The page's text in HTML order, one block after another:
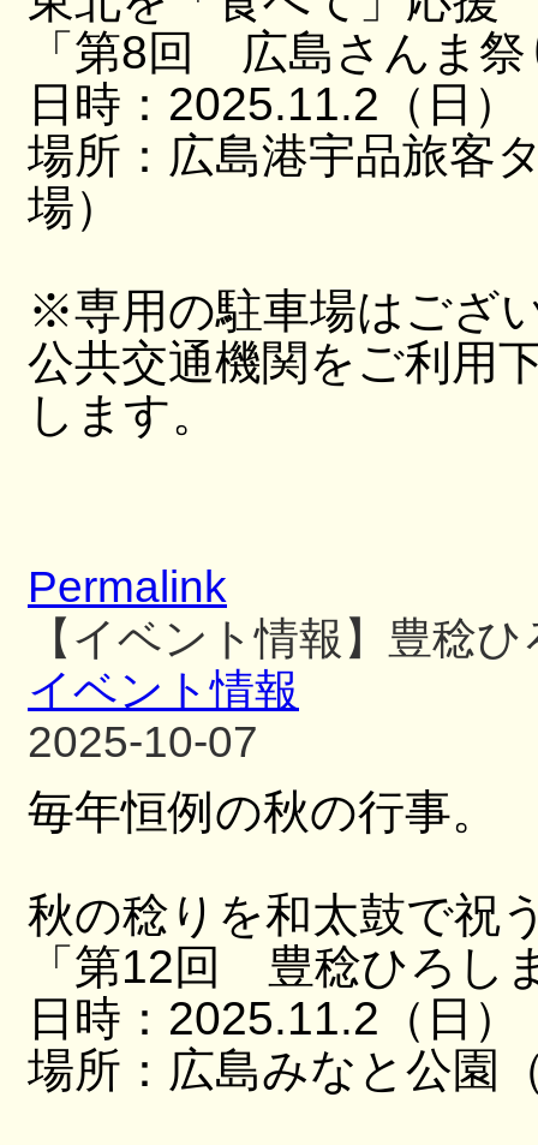
「第8回 広島さんま祭
日時：2025.11.2（日
場所：広島港宇品旅客
場）
※専用の駐車場はござ
公共交通機関をご利用
します。
Permalink
【イベント情報】豊稔
イベント情報
2025-10-07
毎年恒例の秋の行事。
秋の稔りを和太鼓で祝
「第12回 豊稔ひろし
日時：2025.11.2（日
場所：広島みなと公園